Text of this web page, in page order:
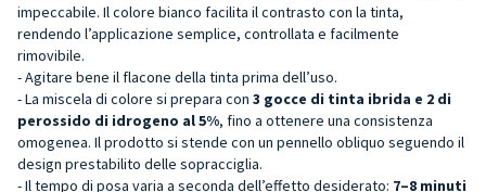
impeccabile. Il colore bianco facilita il contrasto con la tinta,
rendendo l’applicazione semplice, controllata e facilmente
rimovibile.
- Agitare bene il flacone della tinta prima dell’uso.
- La miscela di colore si prepara con 3 gocce di tinta ibrida e 2 di
perossido di idrogeno al 5%, fino a ottenere una consistenza
omogenea. Il prodotto si stende con un pennello obliquo seguendo il
design prestabilito delle sopracciglia.
- Il tempo di posa varia a seconda dell’effetto desiderato: 7–8 minuti